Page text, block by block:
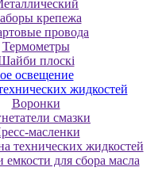
крепежа
провода
Термометры
плоскі
освещение
жидкостей
Воронки
смазки
масленки
технических жидкостей
емкости для сбора масла